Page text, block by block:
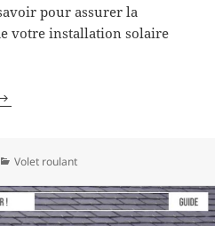
pour assurer la
votre installation solaire
Quelle est la durée de vie d’une
Catégories
Volet roulant